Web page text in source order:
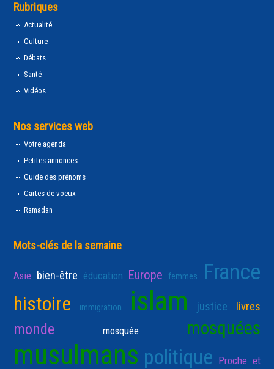
Rubriques
Actualité
Culture
Débats
Santé
Vidéos
Nos services web
Votre agenda
Petites annonces
Guide des prénoms
Cartes de voeux
Ramadan
Mots-clés de la semaine
Asie bien-être éducation Europe femmes France
histoire immigration islam justice livres
monde mosquée mosquées
musulmans politique Proche et